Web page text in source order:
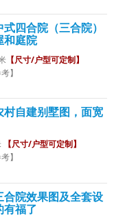
四合院（三合院）
和庭院
【尺寸/户型可定制】
】
自建别墅图，面宽
【尺寸/户型可定制】
】
院效果图及全套设
有福了